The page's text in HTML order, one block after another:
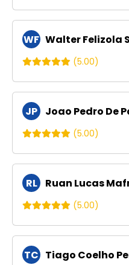
WF Walter Felizola
(5.00)
JP Joao Pedro De
(5.00)
RL Ruan Lucas
(5.00)
TC Tiago Coelho